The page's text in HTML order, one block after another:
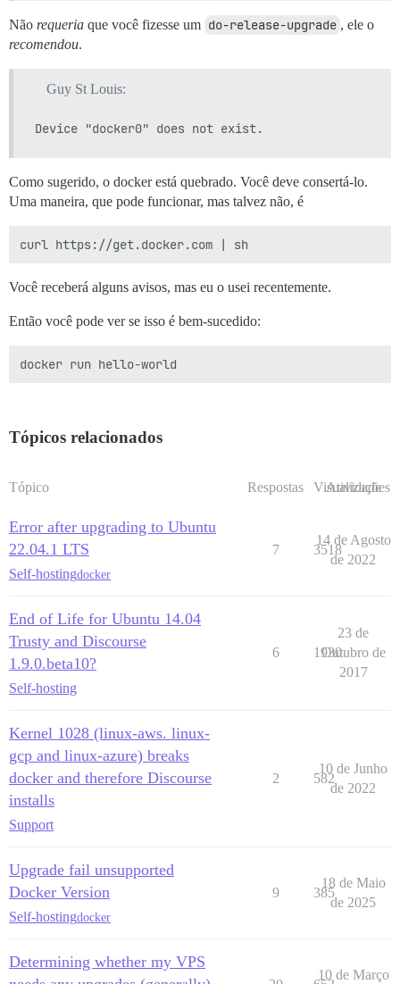
Não requeria que você fizesse um do-release-upgrade , ele o
recomendou.
Guy St Louis:
Como sugerido, o docker está quebrado. Você deve consertá-lo.
Uma maneira, que pode funcionar, mas talvez não, é
Você receberá alguns avisos, mas eu o usei recentemente.
Então você pode ver se isso é bem-sucedido:
Tópicos relacionados
Tópico Respostas Visualizações
Atividade
Error after upgrading to Ubuntu
22.04.1 LTS
Self-hostingdocker
7 3518
14 de Agosto
de 2022
End of Life for Ubuntu 14.04
Trusty and Discourse
1.9.0.beta10?
Self-hosting
6 1930
23 de
Outubro de
2017
Kernel 1028 (linux-aws. linux-
gcp and linux-azure) breaks
docker and therefore Discourse
installs
Support
2 582
10 de Junho
de 2022
Upgrade fail unsupported
Docker Version
Self-hostingdocker
9 385
18 de Maio
de 2025
Determining whether my VPS
10 de Março